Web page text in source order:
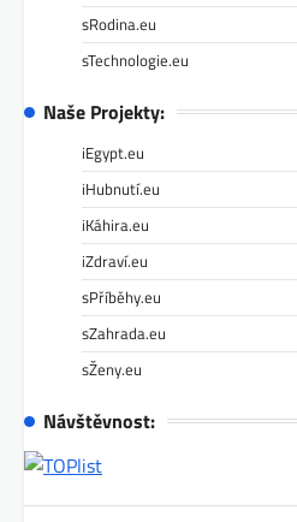
sRodina.eu
sTechnologie.eu
Naše Projekty:
iEgypt.eu
iHubnutí.eu
iKáhira.eu
iZdraví.eu
sPříběhy.eu
sZahrada.eu
sŽeny.eu
Návštěvnost: